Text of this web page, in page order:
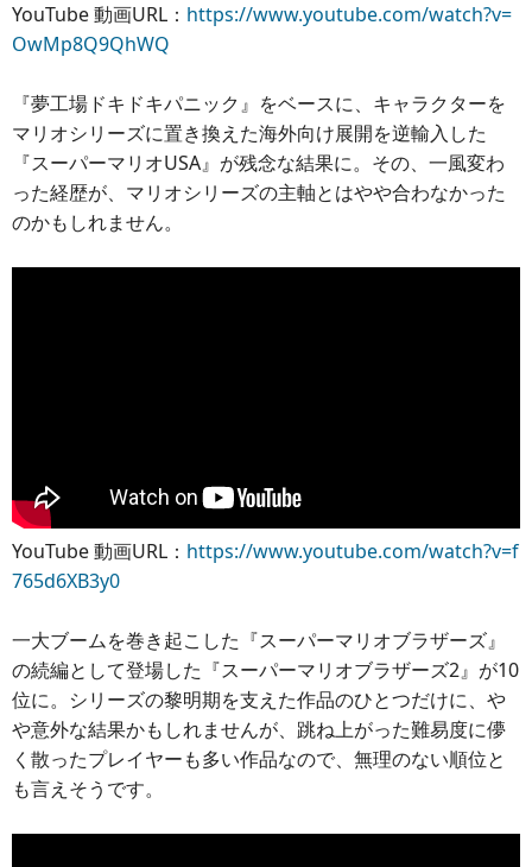
YouTube 動画URL： https://www.youtube.com/watch?v=
OwMp8Q9QhWQ
『夢工場ドキドキパニック』をベースに、キャラクターを
マリオシリーズに置き換えた海外向け展開を逆輸入した
『スーパーマリオUSA』が残念な結果に。その、一風変わ
った経歴が、マリオシリーズの主軸とはやや合わなかった
のかもしれません。
YouTube 動画URL： https://www.youtube.com/watch?v=f
765d6XB3y0
一大ブームを巻き起こした『スーパーマリオブラザーズ』
の続編として登場した『スーパーマリオブラザーズ2』が10
位に。シリーズの黎明期を支えた作品のひとつだけに、や
や意外な結果かもしれませんが、跳ね上がった難易度に儚
く散ったプレイヤーも多い作品なので、無理のない順位と
も言えそうです。